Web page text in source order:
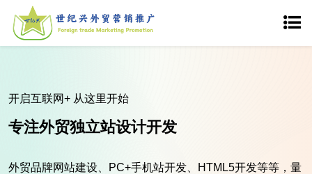
营销服务
品质保证服务保障
海归及网站工程师塑造外商青睐的网站。365天24小时服务